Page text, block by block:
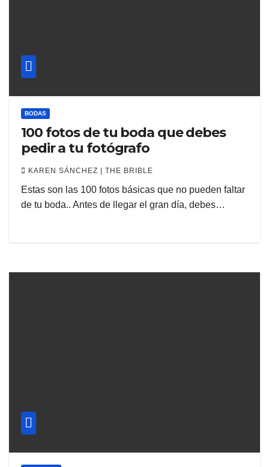
BODAS
100 fotos de tu boda que debes
pedir a tu fotógrafo
KAREN SÁNCHEZ | THE BRIBLE
Estas son las 100 fotos básicas que no pueden faltar
de tu boda.. Antes de llegar el gran día, debes…